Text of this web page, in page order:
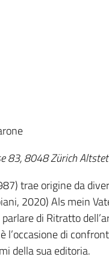
83, 8048 Zürich
trae origine da
2020) Als mein
di Ritratto
di
della sua editoria.